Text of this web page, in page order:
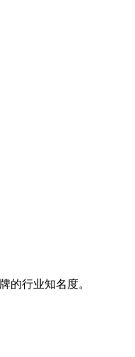
的行业知名度。